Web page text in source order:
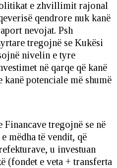
e zhvillimit rajonal
qendrore nuk kanë
nevojat. Psh
tregojnë se Kukësi
nivelin e tyre
në qarqe që kanë
potenciale më shumë
tregojnë se në
mëdha të vendit, që
u investuan
(fondet e veta + transferta